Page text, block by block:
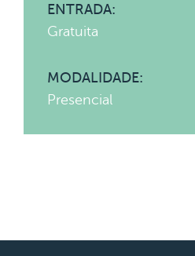
ENTRADA:
Gratuita
MODALIDADE:
Presencial